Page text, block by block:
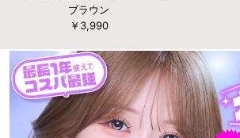
ずつ)】
ブラウン
￥3,990